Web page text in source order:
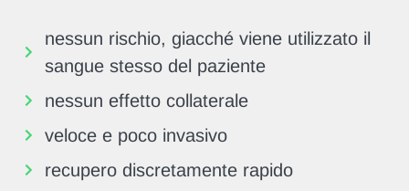
nessun rischio, giacché viene utilizzato il
sangue stesso del paziente
nessun effetto collaterale
veloce e poco invasivo
recupero discretamente rapido